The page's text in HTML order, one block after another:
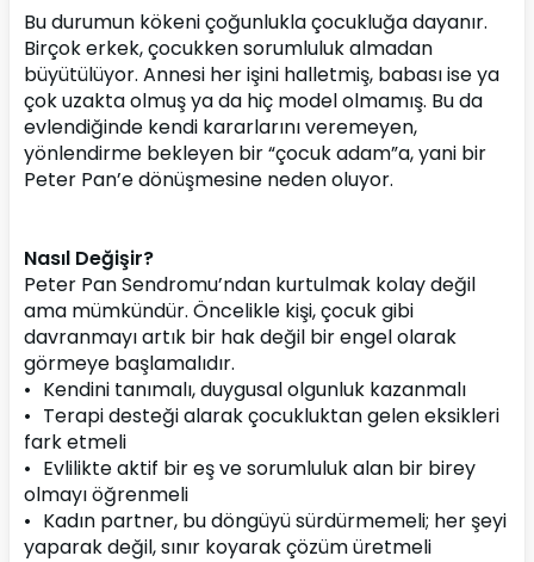
Bu durumun kökeni çoğunlukla çocukluğa dayanır.
Birçok erkek, çocukken sorumluluk almadan
büyütülüyor. Annesi her işini halletmiş, babası ise ya
çok uzakta olmuş ya da hiç model olmamış. Bu da
evlendiğinde kendi kararlarını veremeyen,
yönlendirme bekleyen bir “çocuk adam”a, yani bir
Peter Pan’e dönüşmesine neden oluyor.
Nasıl Değişir?
Peter Pan Sendromu’ndan kurtulmak kolay değil
ama mümkündür. Öncelikle kişi, çocuk gibi
davranmayı artık bir hak değil bir engel olarak
görmeye başlamalıdır.
•	Kendini tanımalı, duygusal olgunluk kazanmalı
•	Terapi desteği alarak çocukluktan gelen eksikleri
fark etmeli
•	Evlilikte aktif bir eş ve sorumluluk alan bir birey
olmayı öğrenmeli
•	Kadın partner, bu döngüyü sürdürmemeli; her şeyi
yaparak değil, sınır koyarak çözüm üretmeli